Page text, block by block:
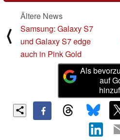
⟨
Ältere News
Samsung: Galaxy S7
und Galaxy S7 edge
auch in Pink Gold
Als
auf